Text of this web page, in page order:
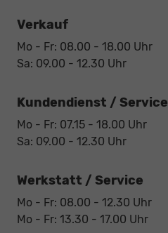
Verkauf
Mo - Fr: 08.00 - 18.00 Uhr
Sa: 09.00 - 12.30 Uhr
Kundendienst / Service
Mo - Fr: 07.15 - 18.00 Uhr
Sa: 09.00 - 12.30 Uhr
Werkstatt / Service
Mo - Fr: 08.00 - 12.30 Uhr
Mo - Fr: 13.30 - 17.00 Uhr